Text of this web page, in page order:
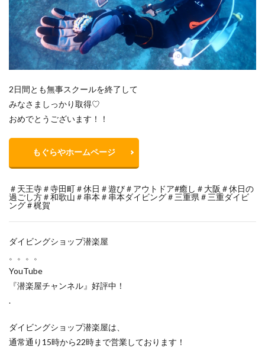
2日間とも無事スクールを終了して
みなさましっかり取得♡
おめでとうございます！！
もぐらやホームページ
＃天王寺＃寺田町＃休日＃遊び＃アウトドア#癒し＃大阪＃休日の
過ごし方＃和歌山＃串本＃串本ダイビング＃三重県＃三重ダイビ
ング＃梶賀
ダイビングショップ潜楽屋
。。。。
YouTube
『潜楽屋チャンネル』好評中！
.
ダイビングショップ潜楽屋は、
通常通り15時から22時まで営業しております！